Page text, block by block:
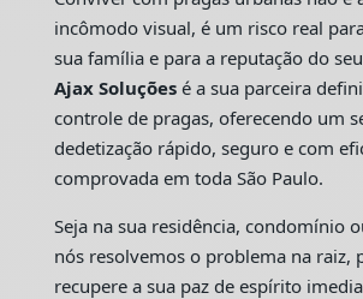
incômodo visual, é um risco real
sua família e para a reputação do
Ajax Soluçõesé a sua parceira
controle de pragas, oferecendo um
dedetização rápido, seguro e com
comprovada em toda São Paulo.
Seja na sua residência, condomínio
nós resolvemos o problema na raiz,
recupere a sua paz de espírito